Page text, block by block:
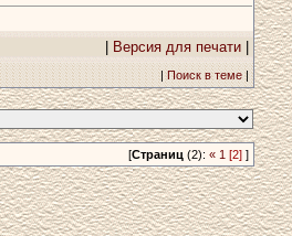
Версия для печати
|Поиск в теме|
[Страниц (2): « 1 [2] ]